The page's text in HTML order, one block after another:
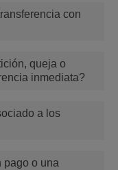
con
queja o
inmediata?
a los
pago o una